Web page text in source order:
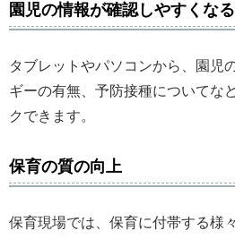
園児の情報が確認しやすくなる
タブレットやパソコンから、園児
ギーの有無、予防接種についてな
クできます。
保育の質の向上
保育現場では、保育に付帯する様